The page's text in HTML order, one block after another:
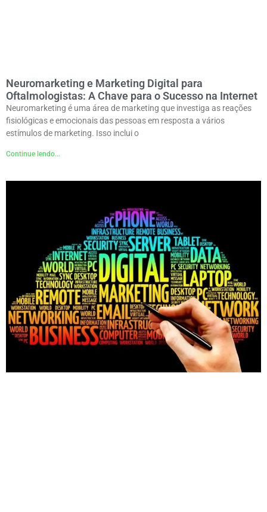
Neuromarketing e Marketing Digital para
Oftalmologistas: A Chave para o Sucesso na Internet
Neuromarketing é uma área de marketing que investiga as reações
fisiológicas e emocionais das pessoas em resposta a vários
estímulos de marketing. Isso inclui o
Continue lendo...